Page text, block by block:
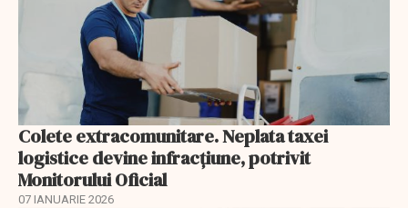
Colete extracomunitare. Neplata taxei
logistice devine infracțiune, potrivit
Monitorului Oficial
07 IANUARIE 2026